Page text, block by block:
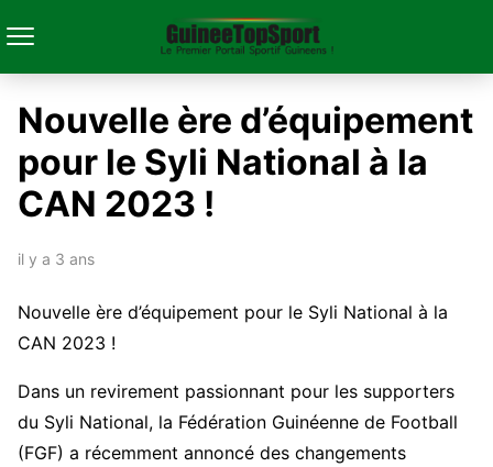
Nouvelle ère d’équipement
pour le Syli National à la
CAN 2023 !
il y a 3 ans
Nouvelle ère d’équipement pour le Syli National à la
CAN 2023 !
Dans un revirement passionnant pour les supporters
du Syli National, la Fédération Guinéenne de Football
(FGF) a récemment annoncé des changements